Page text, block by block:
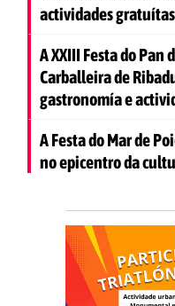
actividades gratuítas
A XXIII Festa do Pan
Carballeira de
gastronomía e
A Festa do Mar de
no epicentro da